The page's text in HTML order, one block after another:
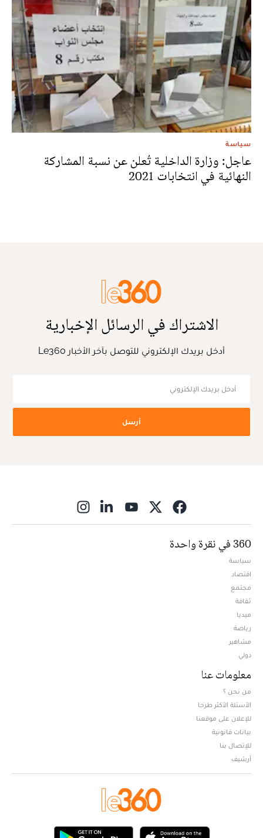
سياسة
عاجل: وزارة الداخلية تُعلن عن نسبة المشاركة
النهائية في انتخابات 2021
الاشتراك في الرسائل الإخبارية
أدخل بريدك الإلكتروني للتوصل بآخر الأخبار Le360
أرسل
360 في نقرة واحدة
سياسة
اقتصاد
مجتمع
ثقافة
ميديا
رياضة
مشاهير
دولي
معلومات عنا
من نحن ؟
الأسئلة الأكثر طرحا
للإعلان على موقعنا
بيانات قانونية
للإتصال بنا
أرشيف